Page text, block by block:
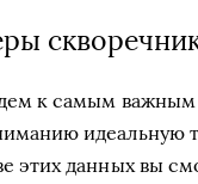
к самым
идеальную
этих данных вы